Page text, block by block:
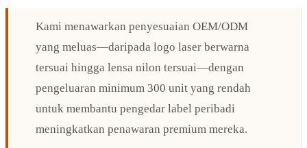
Kami menawarkan penyesuaian OEM/ODM
yang meluas—daripada logo laser berwarna
tersuai hingga lensa nilon tersuai—dengan
pengeluaran minimum 300 unit yang rendah
untuk membantu pengedar label peribadi
meningkatkan penawaran premium mereka.